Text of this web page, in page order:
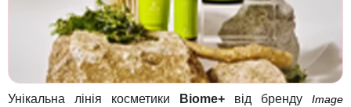
Унікальна лінія косметики Biome+ від бренду Image